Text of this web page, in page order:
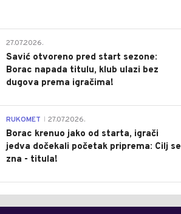
27.07.2026.
Savić otvoreno pred start sezone:
Borac napada titulu, klub ulazi bez
dugova prema igračima!
RUKOMET 27.07.2026.
Borac krenuo jako od starta, igrači
jedva dočekali početak priprema: Cilj se
zna - titula!